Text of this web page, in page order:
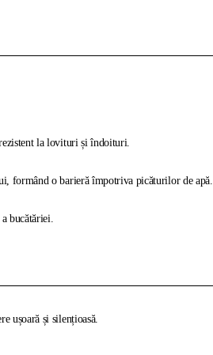
la lovituri și îndoituri.
formând o barieră împotriva picăturilor de apă.
bucătăriei.
ușoară și silențioasă.